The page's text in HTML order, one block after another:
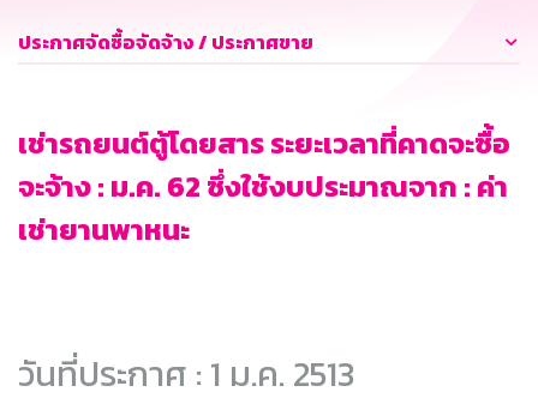
ประกาศจัดซื้อจัดจ้าง / ประกาศขาย
เช่ารถยนต์ตู้โดยสาร ระยะเวลาที่คาดจะซื้อ
จะจ้าง : ม.ค. 62 ซึ่งใช้งบประมาณจาก : ค่า
เช่ายานพาหนะ
วันที่ประกาศ : 1 ม.ค. 2513